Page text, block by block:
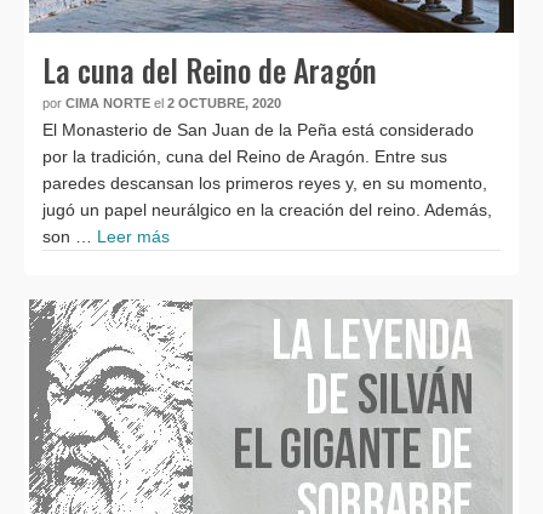
La cuna del Reino de Aragón
por CIMA NORTE el 2 OCTUBRE, 2020
El Monasterio de San Juan de la Peña está considerado
por la tradición, cuna del Reino de Aragón. Entre sus
paredes descansan los primeros reyes y, en su momento,
jugó un papel neurálgico en la creación del reino. Además,
son … Leer más